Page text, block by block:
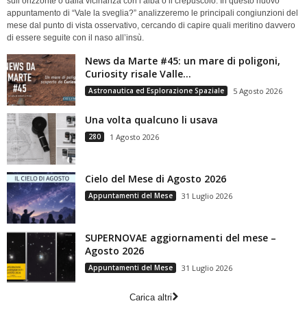
appuntamento di “Vale la sveglia?” analizzeremo le principali congiunzioni del
mese dal punto di vista osservativo, cercando di capire quali meritino davvero
di essere seguite con il naso all’insù.
News da Marte #45: un mare di poligoni,
Curiosity risale Valle...
Astronautica ed Esplorazione Spaziale 5 Agosto 2026
Una volta qualcuno li usava
280 1 Agosto 2026
Cielo del Mese di Agosto 2026
Appuntamenti del Mese 31 Luglio 2026
SUPERNOVAE aggiornamenti del mese –
Agosto 2026
Appuntamenti del Mese 31 Luglio 2026
Carica altri